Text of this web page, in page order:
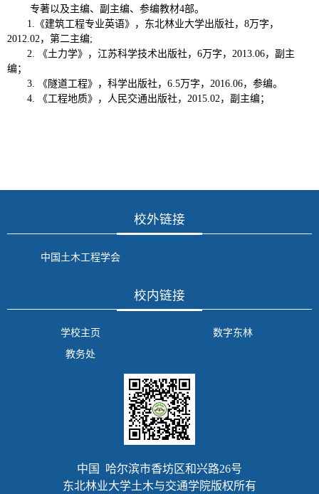
专著以及主编、副主编、参编教材4部。
1.《建筑工程专业英语》，东北林业大学出版社，8万字，
2012.02，第二主编;
2. 《土力学》，江苏科学技术出版社，6万字，2013.06，副主
编；
3. 《隧道工程》，科学出版社，6.5万字，2016.06，参编。
4. 《工程地质》，人民交通出版社，2015.02，副主编；
校外链接
中国土木工程学会
校内链接
学校主页
数字东林
教务处
中国 哈尔滨市香坊区和兴路26号
东北林业大学土木与交通学院版权所有